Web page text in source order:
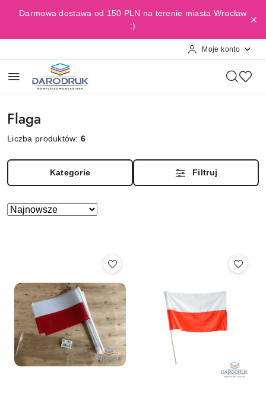
Przejdź do treści głównej
Przejdź do wyszukiwarki
Przejdź do moje konto
Przejdź do menu głównego
Przejdź do stopki
Darmowa dostawa od 150 PLN na terenie miasta Wrocław
:)
Moje konto
Flaga
Liczba produktów:6
Kategorie Filtruj
Zastosowano
Sortuj